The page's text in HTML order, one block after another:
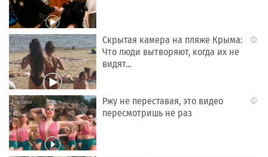
i
Скрытая камера на пляже Крыма:
Что люди вытворяют, когда их не
видят...
i
Ржу не переставая, это видео
пересмотришь не раз